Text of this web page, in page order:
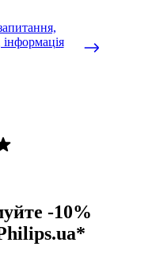
-10%